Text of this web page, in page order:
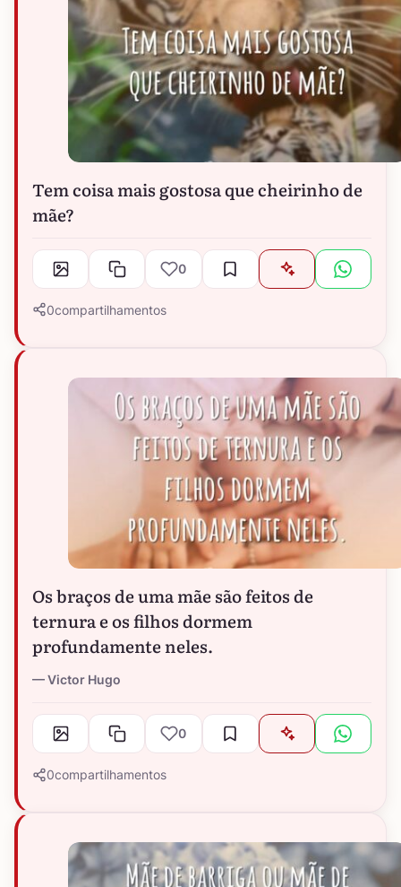
Tem coisa mais gostosa que cheirinho de
mãe?
0
0compartilhamentos
Os braços de uma mãe são feitos de
ternura e os filhos dormem
profundamente neles.
Victor Hugo
0
0compartilhamentos